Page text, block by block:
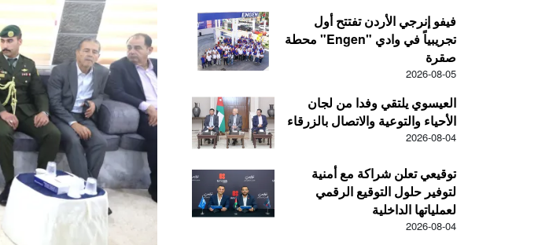
فيفو إنرجي الأردن تفتتح أول
محطة "Engen" تجريبياً في وادي
صقرة
2026-08-05
العيسوي يلتقي وفدا من لجان
الأحياء والتوعية والاتصال بالزرقاء
2026-08-04
توقيعي تعلن شراكة مع أمنية
لتوفير حلول التوقيع الرقمي
لعملياتها الداخلية
2026-08-04